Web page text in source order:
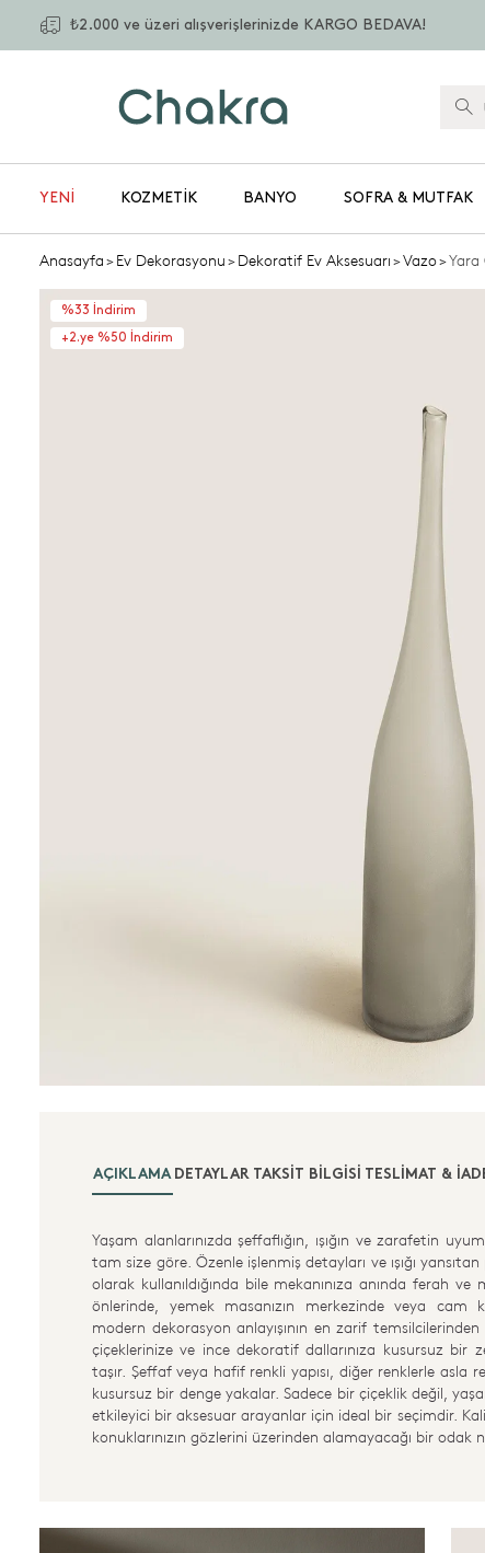
₺2.000 ve üzeri alışverişlerinizde KARGO BEDAVA!
YENİ KOZMETIK BANYO SOFRA & MUTFAK
Anasayfa>Ev Dekorasyonu>Dekoratif Ev Aksesuarı>Vazo>
%33 İndirim
+2.ye %50 İndirim
AÇIKLAMA DETAYLAR TAKSIT BILGISI TESLIMAT &
Yaşam alanlarınızda şeffaflığın, ışığın ve zarafetin
tam size göre. Özenle işlenmiş detayları ve ışığı
olarak kullanıldığında bile mekanınıza anında ferah
önlerinde, yemek masanızın merkezinde veya cam
modern dekorasyon anlayışının en zarif
çiçeklerinize ve ince dekoratif dallarınıza kusursuz bir
taşır. Şeffaf veya hafif renkli yapısı, diğer renklerle
kusursuz bir denge yakalar. Sadece bir çiçeklik değil,
etkileyici bir aksesuar arayanlar için ideal bir seçimdir.
konuklarınızın gözlerini üzerinden alamayacağı bir odak